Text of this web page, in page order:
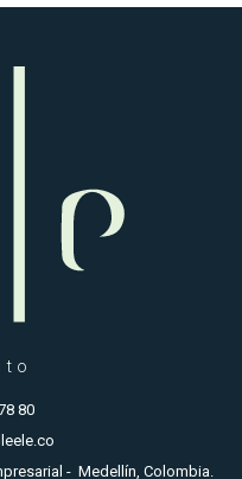
80
- Medellín, Colombia.